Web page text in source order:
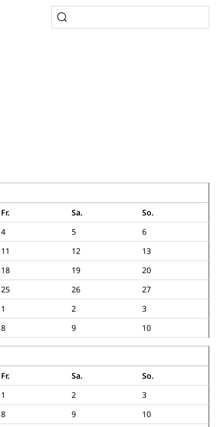
Fr. Sa.
So.
4 5
6
11 12
13
18 19
20
25 26
27
1 2
3
8 9 10
Fr. Sa.
So.
1 2
3
8 9
10
Zivilstandsamt, Erben, Erbenliste
Betriebe, Alarmierung, Sirenentest